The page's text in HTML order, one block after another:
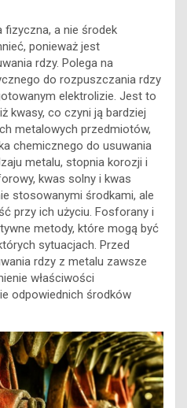
a nie środek
ponieważ jest
rdzy. Polega na
do rozpuszczania rdzy
elektrolizie. Jest to
kwasy, co czyni ją bardziej
metalowych przedmiotów,
chemicznego do usuwania
metalu, stopnia korozji i
kwas solny i kwas
stosowanymi środkami, ale
przy ich użyciu. Fosforany i
metody, które mogą być
sytuacjach. Przed
rdzy z metalu zawsze
właściwości
odpowiednich środków